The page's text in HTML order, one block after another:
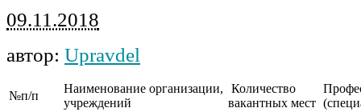
09.11.2018
автор: Upravdel
№п/п
Наименование организации,
учреждений
Количество
вакантных мест